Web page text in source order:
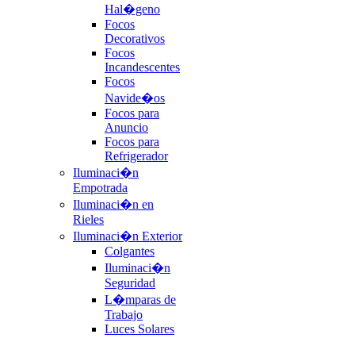
Hal�geno
Focos
Decorativos
Focos
Incandescentes
Focos
Navide�os
Focos para
Anuncio
Focos para
Refrigerador
Iluminaci�n
Empotrada
Iluminaci�n en
Rieles
Iluminaci�n Exterior
Colgantes
Iluminaci�n
Seguridad
L�mparas de
Trabajo
Luces Solares